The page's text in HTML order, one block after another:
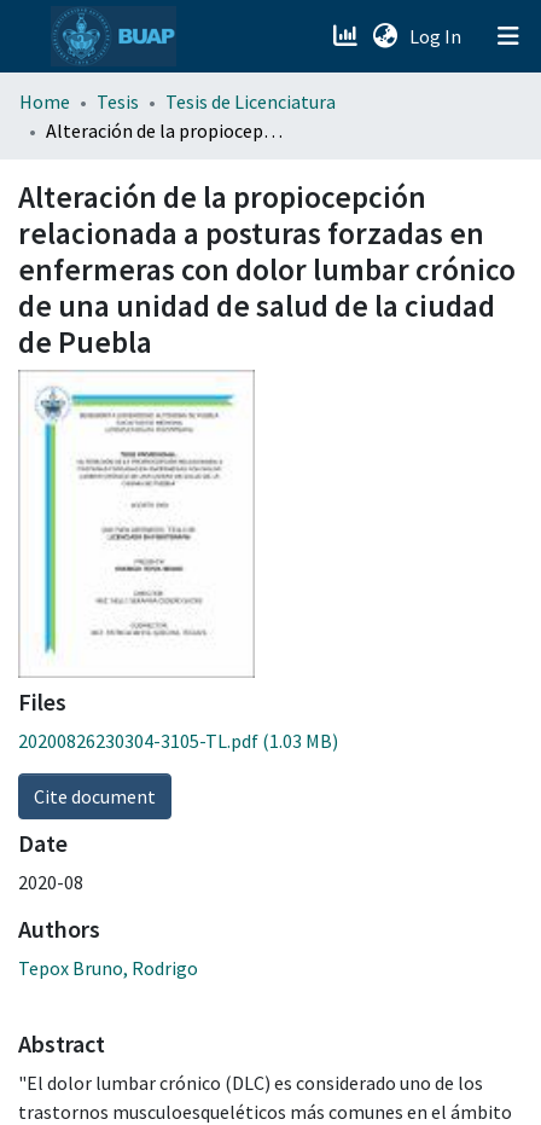
Log In (current)
menu.section.about_menu
Home Tesis
Tesis de Licenciatura
Alteración de la propiocepción relacionada a posturas forzadas en enfermeras con dolor lumbar crónico de una unidad de salud de la ciudad de Puebla
Alteración de la propiocepción
relacionada a posturas forzadas en
enfermeras con dolor lumbar crónico
de una unidad de salud de la ciudad
de Puebla
Files
20200826230304-3105-TL.pdf (1.03 MB)
Cite document
Date
2020-08
Authors
Tepox Bruno, Rodrigo
Abstract
"El dolor lumbar crónico (DLC) es considerado uno de los
trastornos musculoesqueléticos más comunes en el ámbito